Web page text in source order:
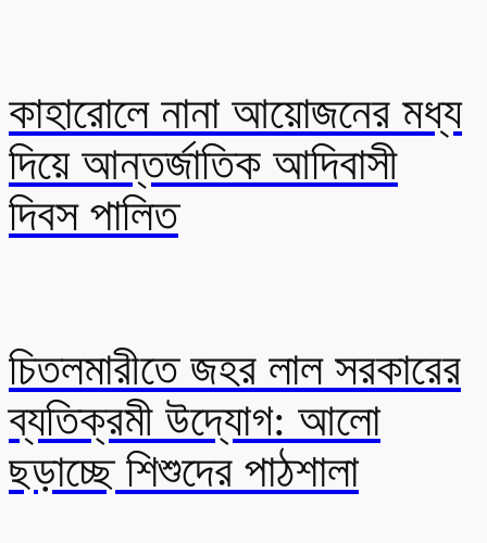
কাহারোলে নানা আয়োজনের মধ্য
দিয়ে আন্তর্জাতিক আদিবাসী
দিবস পালিত
চিতলমারীতে জহর লাল সরকারের
ব্যতিক্রমী উদ্যোগ: আলো
ছড়াচ্ছে শিশুদের পাঠশালা